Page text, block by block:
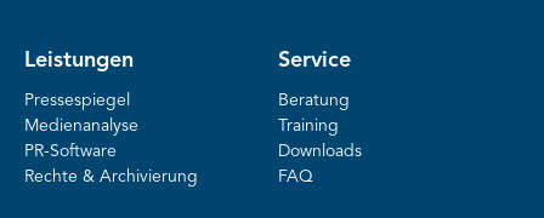
Leistungen
Pressespiegel
Medienanalyse
PR-Software
Rechte & Archivierung
Service
Beratung
Training
Downloads
FAQ